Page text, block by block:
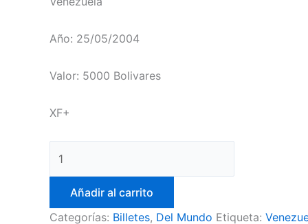
Año: 25/05/2004
Valor: 5000 Bolivares
XF+
Añadir al carrito
Categorías: Billetes, Del Mundo Etiqueta: